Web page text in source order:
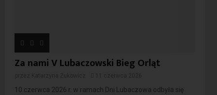
Za nami V Lubaczowski Bieg Orląt
10 czerwca 2026 r. w ramach Dni Lubaczowa odbyła się